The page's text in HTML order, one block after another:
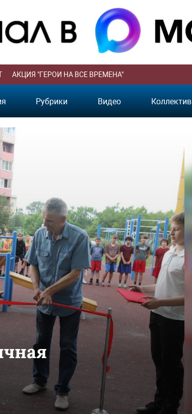
АКЦИЯ "ГЕРОИ НА ВСЕ ВРЕМЕНА"
Рубрики Видео Коллектив